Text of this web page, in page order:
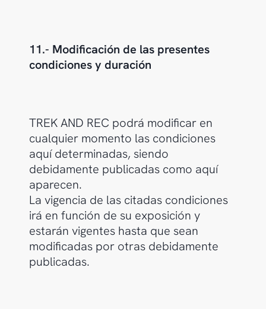
11.- Modificación de las presentes
condiciones y duración
TREK AND REC podrá modificar en
cualquier momento las condiciones
aquí determinadas, siendo
debidamente publicadas como aquí
aparecen.
La vigencia de las citadas condiciones
irá en función de su exposición y
estarán vigentes hasta que sean
modificadas por otras debidamente
publicadas.